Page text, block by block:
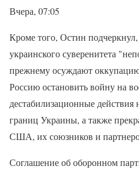
Вчера, 07:05
Кроме того, Остин
украинского суверенитета
прежнему осуждают
Россию остановить войну на
дестабилизационные
границ Украины, а также
США, их союзников и
Соглашение об оборонном